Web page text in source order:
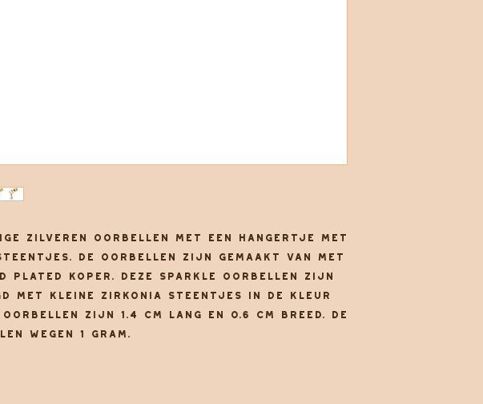
zilveren oorbellen met een hangertje met
De oorbellen zijn gemaakt van met
plated koper. Deze sparkle oorbellen zijn
met kleine zirkonia steentjes in de kleur
oorbellen zijn 1.4 cm lang en 0.6 cm breed. De
wegen 1 gram.